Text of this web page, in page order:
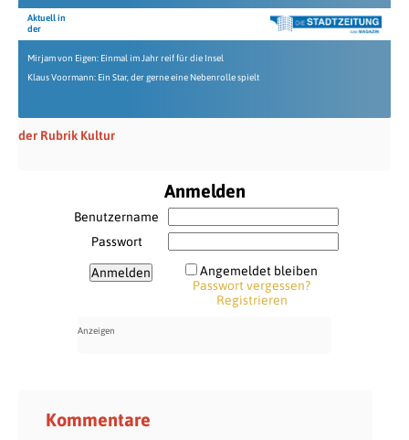
Aktuell in
der
Mirjam von Eigen: Einmal im Jahr reif für die Insel
Klaus Voormann: Ein Star, der gerne eine Nebenrolle spielt
der Rubrik Kultur
Anmelden
Benutzername
Passwort
Angemeldet bleiben
Passwort vergessen?
Registrieren
Kommentare